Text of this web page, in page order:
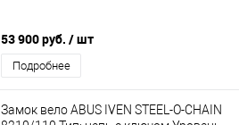
53 900 руб. / шт
Подробнее
Замок вело ABUS IVEN STEEL-O-CHAIN